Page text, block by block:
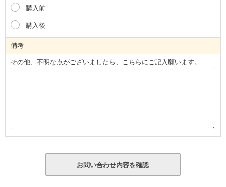
購入前
購入後
備考
その他、不明な点がございましたら、こちらにご記入願います。